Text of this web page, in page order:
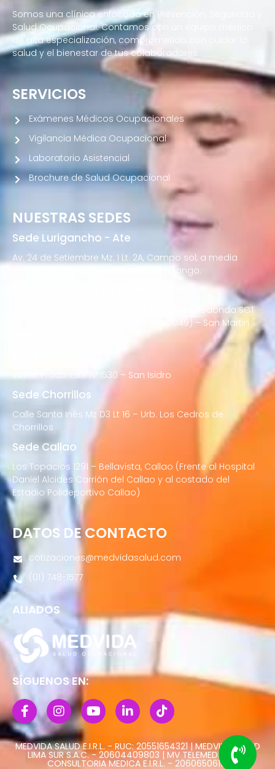
Somos una clínica enfocada en Prevención, Seguridad y
Salud Ocupacional. Contamos con un equipo médico
de alta especialización, comprometido con cuidar la
salud y el bienestar de tus colaboradores.
NUESTRAS SEDES
Sede Lurigancho - Ate
Av. 24 de Setiembre Mz. I Lt. 2A, Campo sol, a media
cuadra del Paradero Cabana, Carapongo.
Av. Francisco Bolognesi Nro. 101 Urb. Mesa Redonda SCT
02 (Esquina con Av. Gerardo Unger 7049) – San Martin
Javier Prado Este N°1530 – San Isidro
Sede Chorrillos
Calle Santa Inés Mz D3 Lt 16 – Urb. Los Cedros de
Chorrillos
Sede Callao
Los Topacios 1291 – Bellavista, Callao (Frente al Hospital
Daniel Alcides Carrión del Callao y al costado del
Estadio Polideportivo Callao)
SERVICIOS
Exámenes Médicos Ocupacionales
Vigilancia Médica Ocupacional
Laboratorio Asistencial
Brochure de Salud Ocupacional
DATOS DE CONTACTO
cotizaciones@medvidasalud.com
(01) 748-1577
ALIADOS
SÍGUENOS EN:
MEDVIDA SALUD E.I.R.L. - RUC: 20551654321 | MEDVIDA SALUD
LIMA SUR S.A.C. - 20604409803 | MV TELEMEDICINA Y
CONSULTORIA MEDICA E.I.R.L. - 20606506113